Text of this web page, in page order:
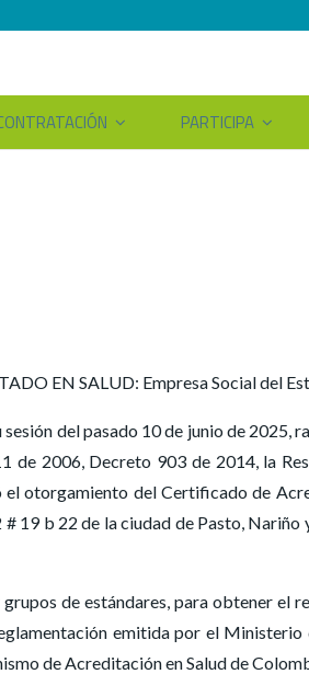
PARTICIPA
EN SALUD: Empresa Social del
sesión del pasado 10 de junio de
de 2006, Decreto 903 de 2014, la
otorgamiento del Certificado de
19 b 22 de la ciudad de Pasto,
de estándares, para obtener
emitida por el
de Acreditación en Salud de